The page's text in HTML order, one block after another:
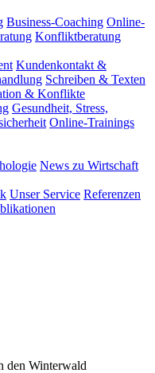
Business-Coaching Online-
Konfliktberatung
Kundenkontakt &
Schreiben & Texten
& Konflikte
Gesundheit, Stress,
Online-Trainings
News zu Wirtschaft
Unser Service Referenzen
den Winterwald